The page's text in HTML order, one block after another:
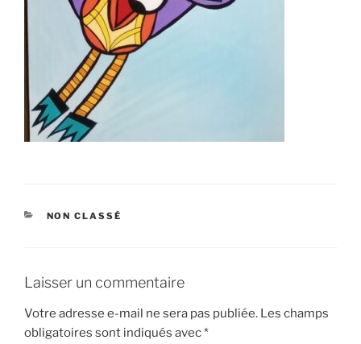
CATÉGORIES
NON CLASSÉ
Laisser un commentaire
Votre adresse e-mail ne sera pas publiée. Les champs
obligatoires sont indiqués avec*